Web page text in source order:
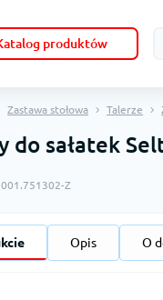
produktów
Zastawa stołowa Talerze
sałatek
001.751302-Z
Opis O